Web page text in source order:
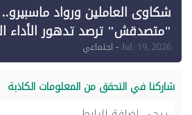
شكاوى العاملين ورواد
"متصدقش" ترصد تدهور الأداء
للإعلام"
Jul. 19, 2026- اجتماعي
شاركنا في التحقق من المعلومات الكاذبة